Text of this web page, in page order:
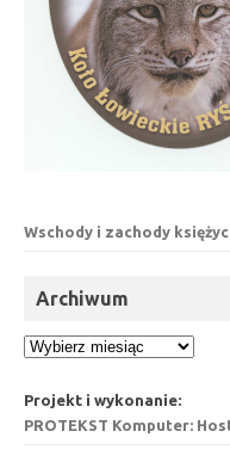
Wschody i zachody
Archiwum
Archiwum
Projekt i wykonanie:
PROTEKST Komputer: